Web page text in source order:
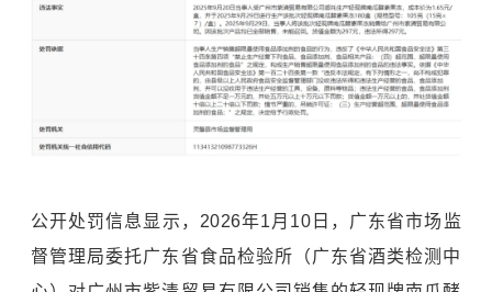
公开处罚信息显示，2026年1月10日，广东省市场监
督管理局委托广东省食品检验所（广东省酒类检测中